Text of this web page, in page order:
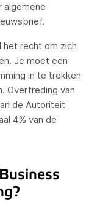
algemene
het recht om zich
Je moet een
in te trekken
Overtreding van
de Autoriteit
4% van de